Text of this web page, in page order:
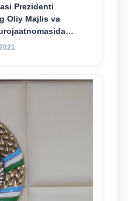
Prezidenti
Oliy Majlis va
mohiyatini